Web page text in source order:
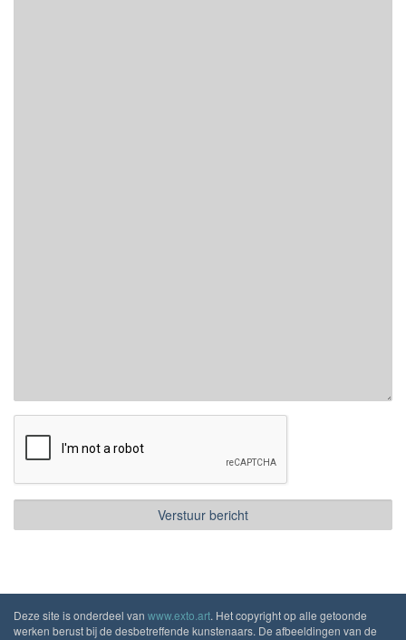
Deze site is onderdeel van www.exto.art. Het copyright op alle getoonde
werken berust bij de desbetreffende kunstenaars. De afbeeldingen van de